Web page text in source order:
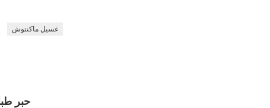
غسيل ماكنتوش
حبر